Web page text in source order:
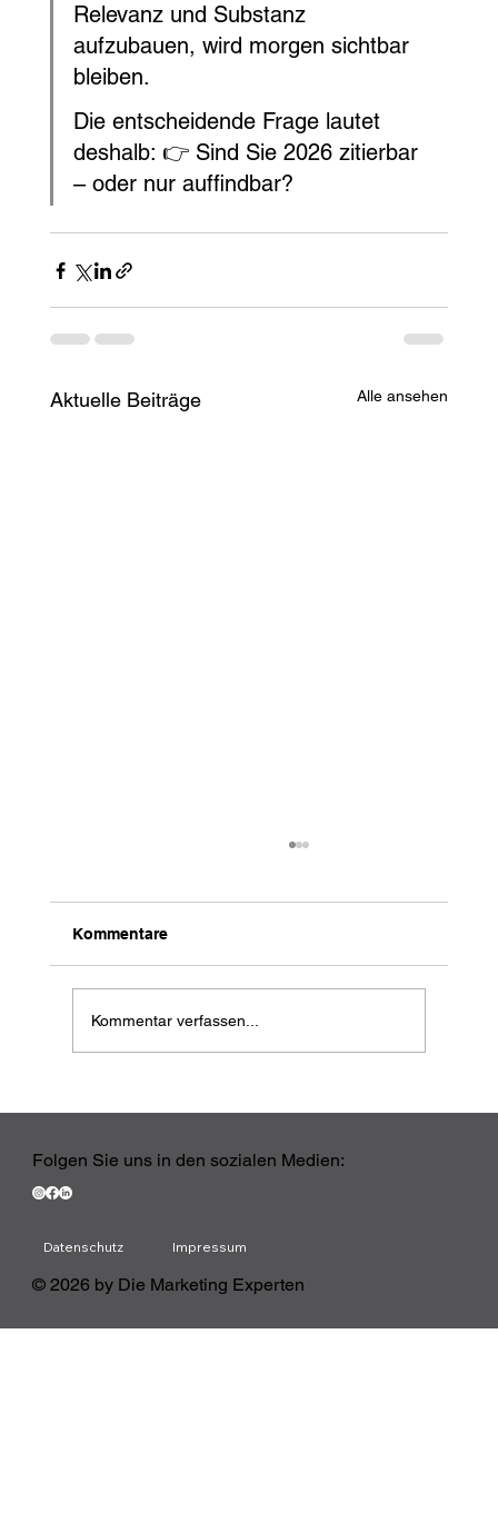
Relevanz und Substanz
aufzubauen, wird morgen sichtbar
bleiben.
Die entscheidende Frage lautet
deshalb: 👉 Sind Sie 2026 zitierbar
– oder nur auffindbar?
Aktuelle Beiträge Alle ansehen
Kommentare
Kommentar verfassen...
Datenschutz Impressum
© 2026 by Die Marketing Experten
Folgen Sie uns in den sozialen Medien: